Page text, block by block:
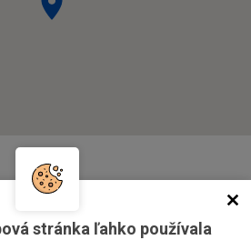
stránka ľahko používala